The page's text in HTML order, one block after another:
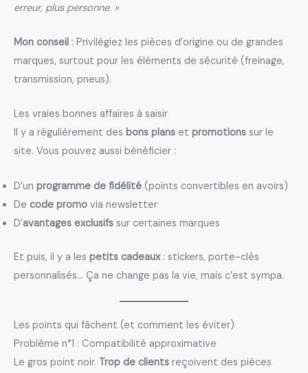
erreur, plus personne. »
Mon conseil : Privilégiez les pièces d’origine ou de grandes
marques, surtout pour les éléments de sécurité (freinage,
transmission, pneus).
Les vraies bonnes affaires à saisir
Il y a régulièrement des bons plans et promotions sur le
site. Vous pouvez aussi bénéficier :
D’un programme de fidélité (points convertibles en avoirs)
De code promo via newsletter
D’avantages exclusifs sur certaines marques
Et puis, il y a les petits cadeaux: stickers, porte-clés
personnalisés… Ça ne change pas la vie, mais c’est sympa.
Les points qui fâchent (et comment les éviter)
Problème n°1 : Compatibilité approximative
Le gros point noir. Trop de clients reçoivent des pièces